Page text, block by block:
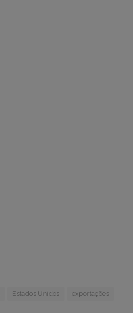
Estados Unidos exportações